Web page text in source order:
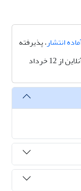
انتشار، پذیرفته
انتشار آنلاین از 12 خرداد